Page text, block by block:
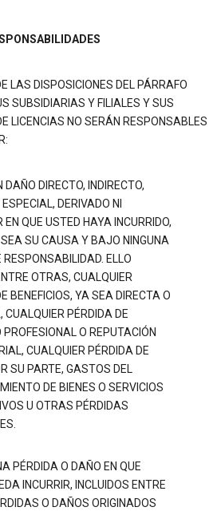
LAS DISPOSICIONES DEL PÁRRAFO
SUBSIDIARIAS Y FILIALES Y SUS
LICENCIAS NO SERÁN RESPONSABLES
DAÑO DIRECTO, INDIRECTO,
DERIVADO NI
EN QUE USTED HAYA INCURRIDO,
SU CAUSA Y BAJO NINGUNA
RESPONSABILIDAD. ELLO
OTRAS, CUALQUIER
BENEFICIOS, YA SEA DIRECTA O
CUALQUIER PÉRDIDA DE
PROFESIONAL O REPUTACIÓN
CUALQUIER PÉRDIDA DE
SU PARTE, GASTOS DEL
DE BIENES O SERVICIOS
U OTRAS PÉRDIDAS
PÉRDIDA O DAÑO EN QUE
INCURRIR, INCLUIDOS ENTRE
O DAÑOS ORIGINADOS